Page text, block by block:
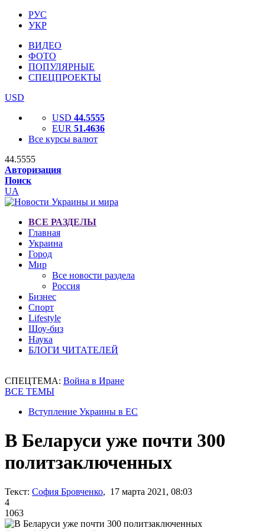
РУС
УКР
ВИДЕО
ФОТО
ПОПУЛЯРНЫЕ
СПЕЦПРОЕКТЫ
USD
USD 44.5555
EUR 51.4636
Все курсы валют
44.5555
Авторизация
Поиск
UA
ВСЕ РАЗДЕЛЫ
Главная
Украина
Город
Мир
Все новости раздела
Россия
Бизнес
Спорт
Lifestyle
Шоу-биз
Наука
БЛОГИ ЧИТАТЕЛЕЙ
СПЕЦТЕМА: Война в Иране
ВСЕ ТЕМЫ
Вступление Украины в ЕС
В Беларуси уже почти 300
политзаключенных
Текст: София Бровченко, 17 марта 2021, 08:03
4
1063